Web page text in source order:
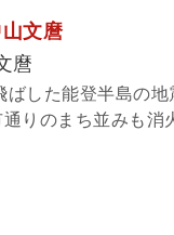
文麿
麿
ばした能登半島の
りのまち並みも消